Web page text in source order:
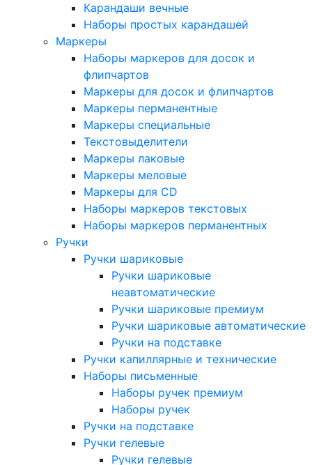
Карандаши вечные
Наборы простых карандашей
Маркеры
Наборы маркеров для досок и
флипчартов
Маркеры для досок и флипчартов
Маркеры перманентные
Маркеры специальные
Текстовыделители
Маркеры лаковые
Маркеры меловые
Маркеры для CD
Наборы маркеров текстовых
Наборы маркеров перманентных
Ручки
Ручки шариковые
Ручки шариковые
неавтоматические
Ручки шариковые премиум
Ручки шариковые автоматические
Ручки на подставке
Ручки капиллярные и технические
Наборы письменные
Наборы ручек премиум
Наборы ручек
Ручки на подставке
Ручки гелевые
Ручки гелевые